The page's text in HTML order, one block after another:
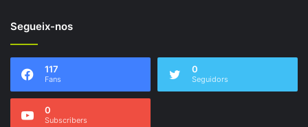
Segueix-nos
117
Fans
0
Seguidors
0
Subscribers